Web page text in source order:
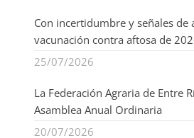
Con incertidumbre y señales de
vacunación contra aftosa de
25/07/2026
La Federación Agraria de Entre
Asamblea Anual Ordinaria
20/07/2026